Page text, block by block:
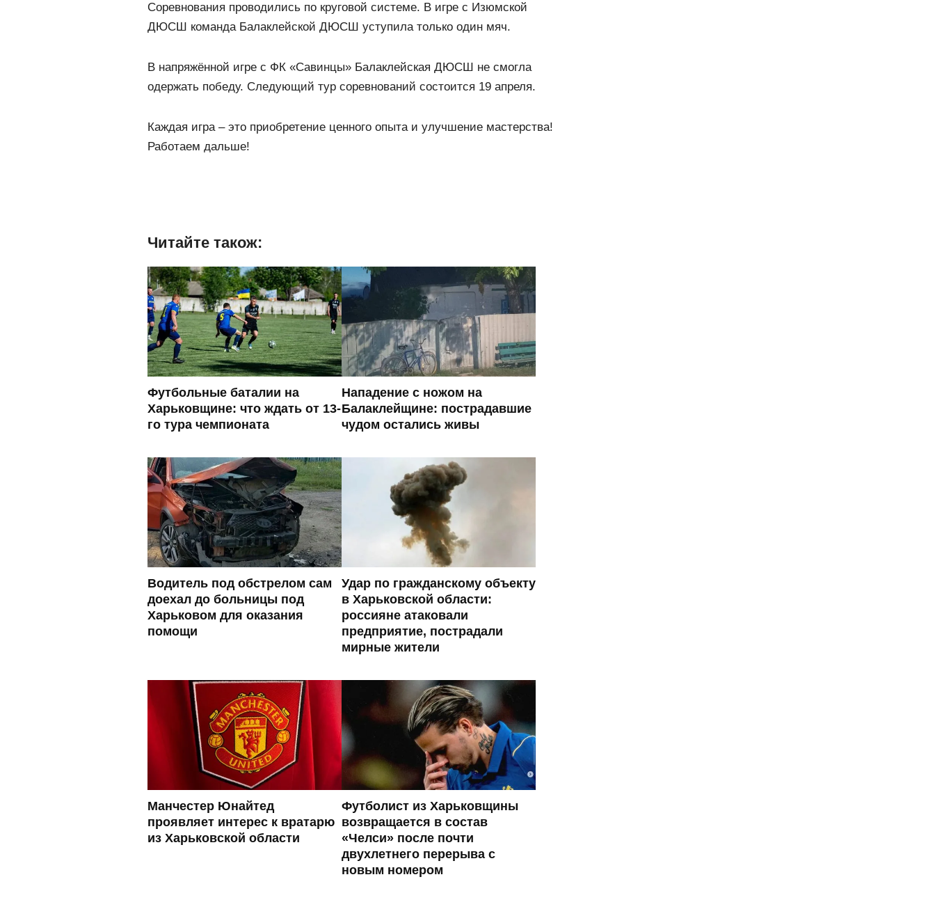
Соревнования проводились по круговой системе. В игре с Изюмской
ДЮСШ команда Балаклейской ДЮСШ уступила только один мяч.
В напряжённой игре с ФК «Савинцы» Балаклейская ДЮСШ не смогла
одержать победу. Следующий тур соревнований состоится 19 апреля.
Каждая игра – это приобретение ценного опыта и улучшение мастерства!
Работаем дальше!
Читайте також:
Футбольные баталии на
Харьковщине: что ждать от 13-
го тура чемпионата
Нападение с ножом на
Балаклейщине: пострадавшие
чудом остались живы
Водитель под обстрелом сам
доехал до больницы под
Харьковом для оказания
помощи
Удар по гражданскому объекту
в Харьковской области:
россияне атаковали
предприятие, пострадали
мирные жители
Манчестер Юнайтед
проявляет интерес к вратарю
из Харьковской области
Футболист из Харьковщины
возвращается в состав
«Челси» после почти
двухлетнего перерыва с
новым номером